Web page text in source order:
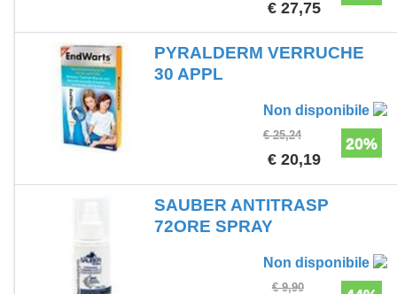
€ 27,75
PYRALDERM VERRUCHE
30 APPL
Non disponibile
20%
€ 25,24
€ 20,19
SAUBER ANTITRASP
72ORE SPRAY
Non disponibile
€ 9,90